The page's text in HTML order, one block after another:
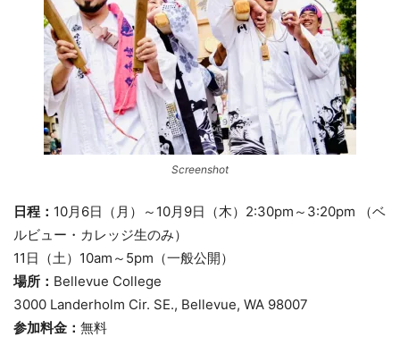
Screenshot
日程： 10月6日（月）～10月9日（木）2:30pm～3:20pm （ベ
ルビュー・カレッジ生のみ）
11日（土）10am～5pm（一般公開）
場所： Bellevue College
3000 Landerholm Cir. SE., Bellevue, WA 98007
参加料金： 無料